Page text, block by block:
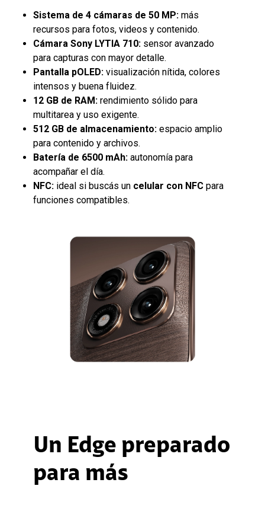
Sistema de 4 cámaras de 50 MP: más
recursos para fotos, videos y contenido.
Cámara Sony LYTIA 710: sensor avanzado
para capturas con mayor detalle.
Pantalla pOLED: visualización nítida, colores
intensos y buena fluidez.
12 GB de RAM: rendimiento sólido para
multitarea y uso exigente.
512 GB de almacenamiento: espacio amplio
para contenido y archivos.
Batería de 6500 mAh: autonomía para
acompañar el día.
NFC: ideal si buscás un celular con NFC para
funciones compatibles.
Un Edge preparado
para más